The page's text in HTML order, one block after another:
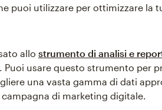
puoi utilizzare per ottimizzare la
allo strumento di analisi e
usare questo strumento per
una vasta gamma di dati
di marketing digitale.